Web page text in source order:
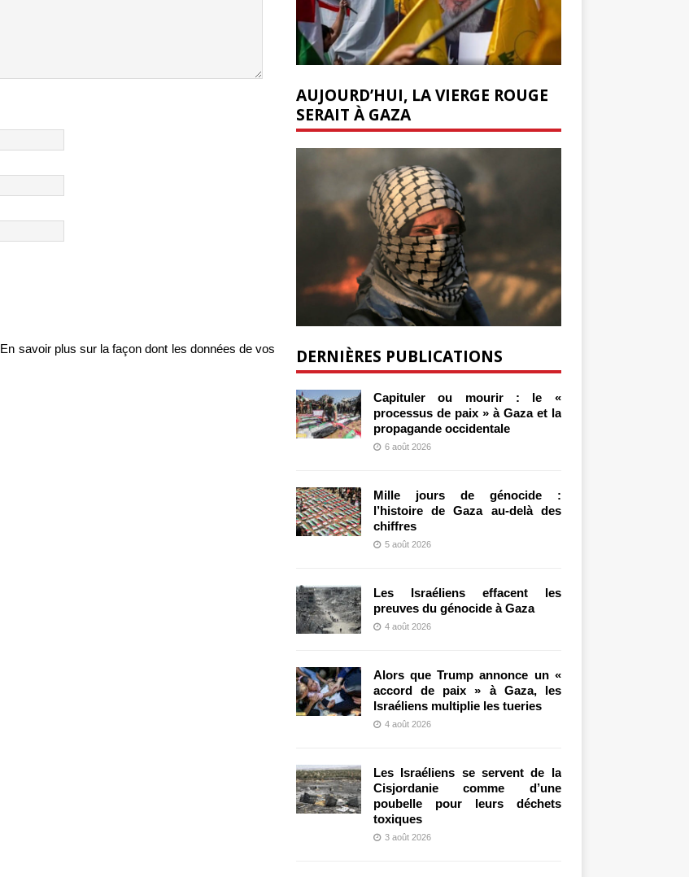
En savoir plus sur la façon dont les données de vos
AUJOURD’HUI, LA VIERGE ROUGE
SERAIT À GAZA
DERNIÈRES PUBLICATIONS
Capituler ou mourir : le «
processus de paix » à Gaza et la
propagande occidentale
6 août 2026
Mille jours de génocide :
l’histoire de Gaza au-delà des
chiffres
5 août 2026
Les Israéliens effacent les
preuves du génocide à Gaza
4 août 2026
Alors que Trump annonce un «
accord de paix » à Gaza, les
Israéliens multiplie les tueries
4 août 2026
Les Israéliens se servent de la
Cisjordanie comme d’une
poubelle pour leurs déchets
toxiques
3 août 2026